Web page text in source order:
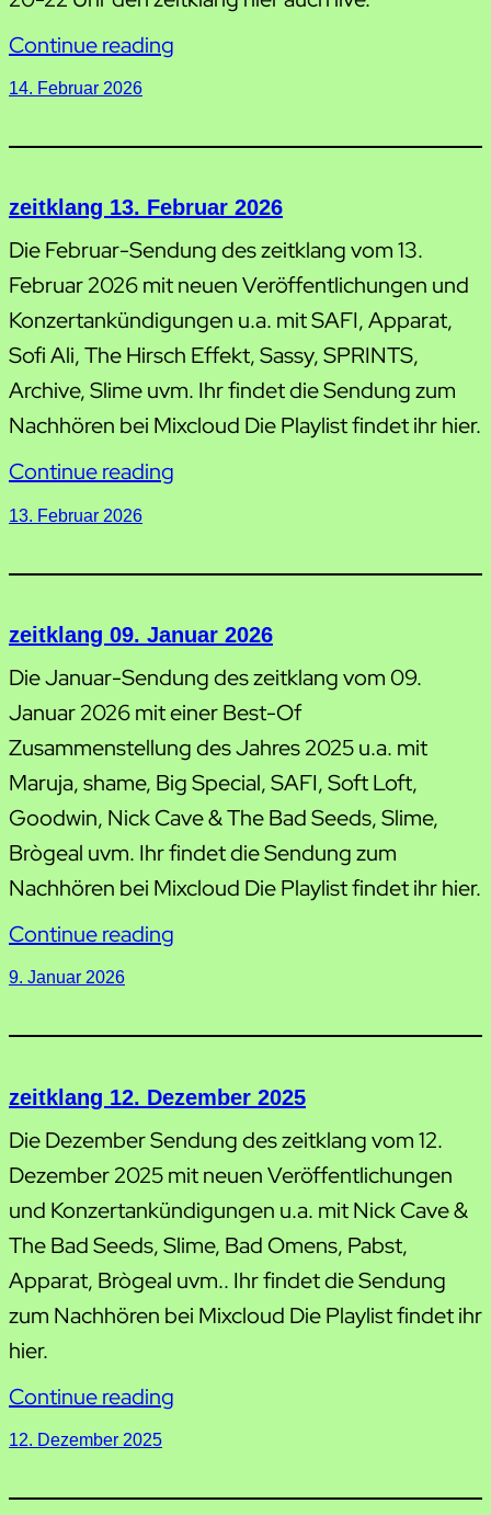
Continue reading
14. Februar 2026
zeitklang 13. Februar 2026
Die Februar-Sendung des zeitklang vom 13.
Februar 2026 mit neuen Veröffentlichungen und
Konzertankündigungen u.a. mit SAFI, Apparat,
Sofi Ali, The Hirsch Effekt, Sassy, SPRINTS,
Archive, Slime uvm. Ihr findet die Sendung zum
Nachhören bei Mixcloud Die Playlist findet ihr hier.
Continue reading
13. Februar 2026
zeitklang 09. Januar 2026
Die Januar-Sendung des zeitklang vom 09.
Januar 2026 mit einer Best-Of
Zusammenstellung des Jahres 2025 u.a. mit
Maruja, shame, Big Special, SAFI, Soft Loft,
Goodwin, Nick Cave & The Bad Seeds, Slime,
Brògeal uvm. Ihr findet die Sendung zum
Nachhören bei Mixcloud Die Playlist findet ihr hier.
Continue reading
9. Januar 2026
zeitklang 12. Dezember 2025
Die Dezember Sendung des zeitklang vom 12.
Dezember 2025 mit neuen Veröffentlichungen
und Konzertankündigungen u.a. mit Nick Cave &
The Bad Seeds, Slime, Bad Omens, Pabst,
Apparat, Brògeal uvm.. Ihr findet die Sendung
zum Nachhören bei Mixcloud Die Playlist findet ihr
hier.
Continue reading
12. Dezember 2025